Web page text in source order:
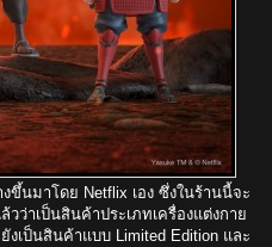
ขึ้นมาโดย Netflix เอง ซึ่งในร้านนี้จะ
ว่าเป็นสินค้าประเภทเครื่องแต่งกาย
ป็นสินค้าแบบ Limited Edition และ